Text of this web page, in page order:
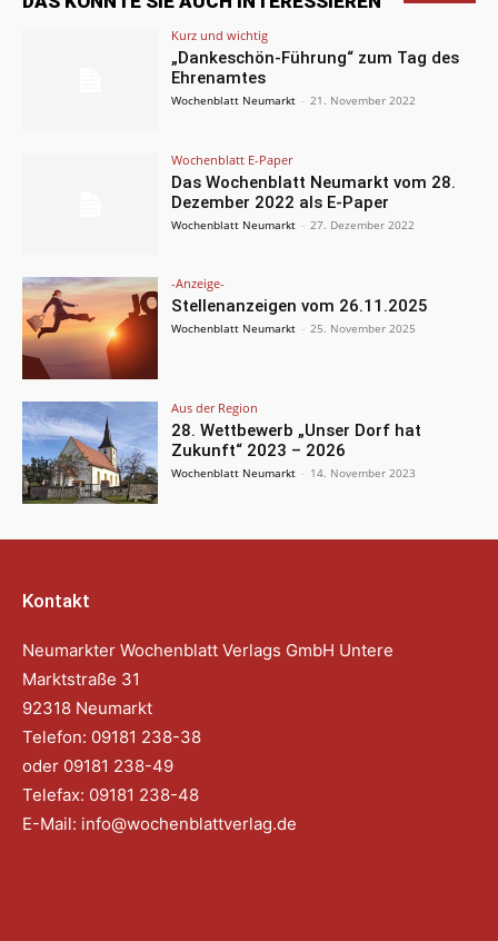
Kurz und wichtig
„Dankeschön-Führung“ zum Tag des
Ehrenamtes
Wochenblatt Neumarkt - 21. November 2022
Wochenblatt E-Paper
Das Wochenblatt Neumarkt vom 28.
Dezember 2022 als E-Paper
Wochenblatt Neumarkt - 27. Dezember 2022
-Anzeige-
Stellenanzeigen vom 26.11.2025
Wochenblatt Neumarkt - 25. November 2025
Aus der Region
28. Wettbewerb „Unser Dorf hat
Zukunft“ 2023 – 2026
Wochenblatt Neumarkt - 14. November 2023
Kontakt
Neumarkter Wochenblatt Verlags GmbH Untere
Marktstraße 31
92318 Neumarkt
Telefon: 09181 238-38
oder 09181 238-49
Telefax: 09181 238-48
E-Mail: info@wochenblattverlag.de